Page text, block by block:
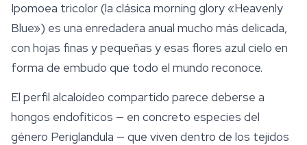
Ipomoea tricolor(la clásica morning glory «Heavenly
Blue») es una enredadera anual mucho más delicada,
con hojas finas y pequeñas y esas flores azul cielo en
forma de embudo que todo el mundo reconoce.
El perfil alcaloideo compartido parece deberse a
hongos endofíticos — en concreto especies del
género Periglandula — que viven dentro de los tejidos